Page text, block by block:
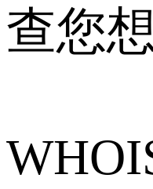
查您